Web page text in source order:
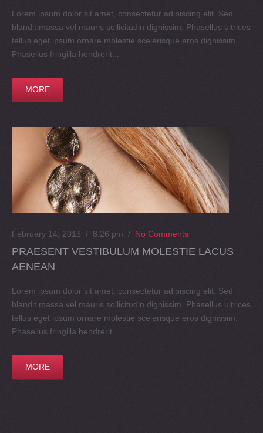
Lorem ipsum dolor sit amet, consectetur adipiscing elit. Sed
blandit massa vel mauris sollicitudin dignissim. Phasellus ultrices
tellus eget ipsum ornare molestie scelerisque eros dignissim.
Phasellus fringilla hendrerit...
MORE
February 14, 2013 / 8:26 pm / No Comments
PRAESENT VESTIBULUM MOLESTIE LACUS
AENEAN
Lorem ipsum dolor sit amet, consectetur adipiscing elit. Sed
blandit massa vel mauris sollicitudin dignissim. Phasellus ultrices
tellus eget ipsum ornare molestie scelerisque eros dignissim.
Phasellus fringilla hendrerit...
MORE